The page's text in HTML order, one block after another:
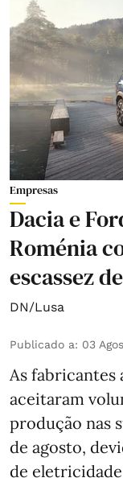
Empresas
Dacia e
Roménia
escassez
DN/Lusa
Publicado a: 03
As fabricantes
aceitaram
produção nas
de agosto,
de